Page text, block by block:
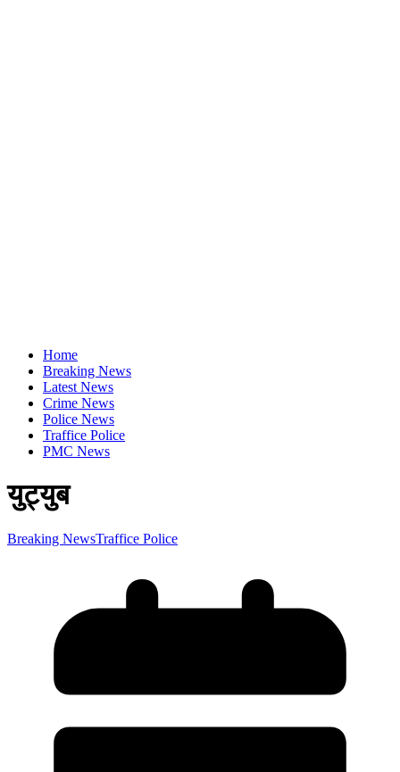
Home
Breaking News
Latest News
Crime News
Police News
Traffice Police
PMC News
युट्युब
Breaking NewsTraffice Police